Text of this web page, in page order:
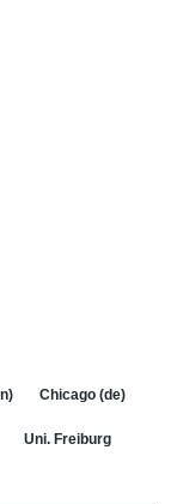
Chicago (de)
Uni. Freiburg